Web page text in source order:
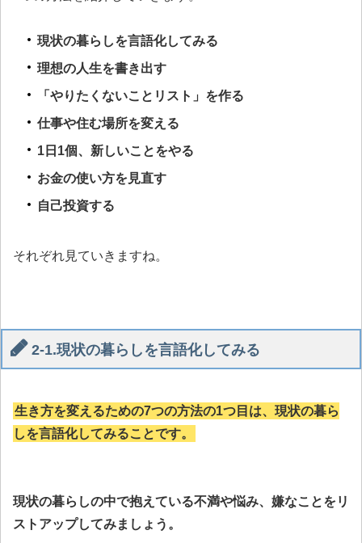
現状の暮らしを言語化してみる
理想の人生を書き出す
「やりたくないことリスト」を作る
仕事や住む場所を変える
1日1個、新しいことをやる
お金の使い方を見直す
自己投資する
それぞれ見ていきますね。
2-1.現状の暮らしを言語化してみる
生き方を変えるための7つの方法の1つ目は、現状の暮ら
しを言語化してみることです。
現状の暮らしの中で抱えている不満や悩み、嫌なことをリ
ストアップしてみましょう。